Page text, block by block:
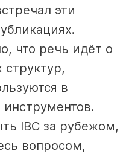
эти
что речь идёт о
в
IBC за рубежом,
вопросом,